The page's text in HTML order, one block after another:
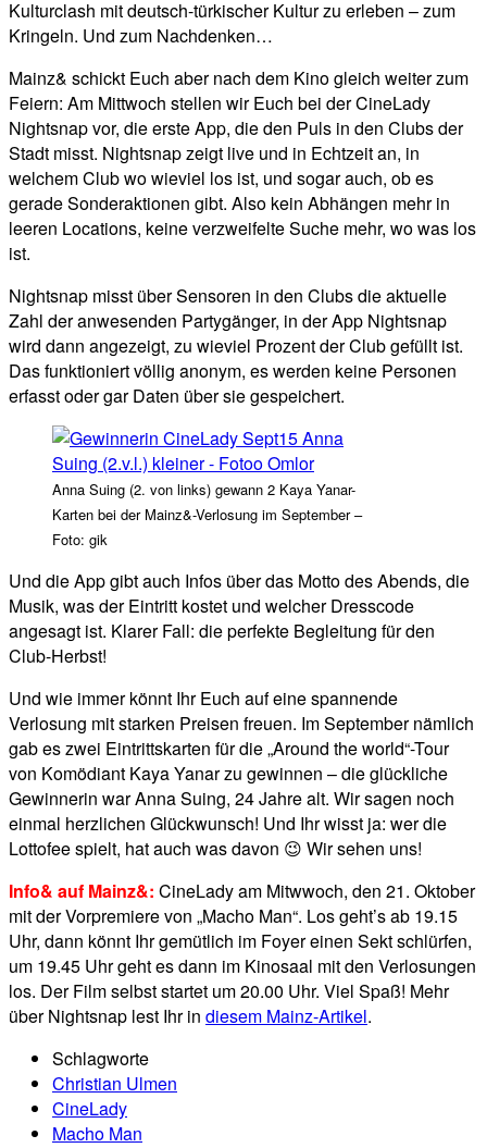
Kulturclash mit deutsch-türkischer Kultur zu erleben – zum
Kringeln. Und zum Nachdenken…
Mainz& schickt Euch aber nach dem Kino gleich weiter zum
Feiern: Am Mittwoch stellen wir Euch bei der CineLady
Nightsnap vor, die erste App, die den Puls in den Clubs der
Stadt misst. Nightsnap zeigt live und in Echtzeit an, in
welchem Club wo wieviel los ist, und sogar auch, ob es
gerade Sonderaktionen gibt. Also kein Abhängen mehr in
leeren Locations, keine verzweifelte Suche mehr, wo was los
ist.
Nightsnap misst über Sensoren in den Clubs die aktuelle
Zahl der anwesenden Partygänger, in der App Nightsnap
wird dann angezeigt, zu wieviel Prozent der Club gefüllt ist.
Das funktioniert völlig anonym, es werden keine Personen
erfasst oder gar Daten über sie gespeichert.
Anna Suing (2. von links) gewann 2 Kaya Yanar-
Karten bei der Mainz&-Verlosung im September –
Foto: gik
Und die App gibt auch Infos über das Motto des Abends, die
Musik, was der Eintritt kostet und welcher Dresscode
angesagt ist. Klarer Fall: die perfekte Begleitung für den
Club-Herbst!
Und wie immer könnt Ihr Euch auf eine spannende
Verlosung mit starken Preisen freuen. Im September nämlich
gab es zwei Eintrittskarten für die „Around the world“-Tour
von Komödiant Kaya Yanar zu gewinnen – die glückliche
Gewinnerin war Anna Suing, 24 Jahre alt. Wir sagen noch
einmal herzlichen Glückwunsch! Und Ihr wisst ja: wer die
Lottofee spielt, hat auch was davon 😉 Wir sehen uns!
Info& auf Mainz&: CineLady am Mitwwoch, den 21. Oktober
mit der Vorpremiere von „Macho Man“. Los geht’s ab 19.15
Uhr, dann könnt Ihr gemütlich im Foyer einen Sekt schlürfen,
um 19.45 Uhr geht es dann im Kinosaal mit den Verlosungen
los. Der Film selbst startet um 20.00 Uhr. Viel Spaß! Mehr
über Nightsnap lest Ihr in diesem Mainz-Artikel.
Schlagworte
Christian Ulmen
CineLady
Macho Man